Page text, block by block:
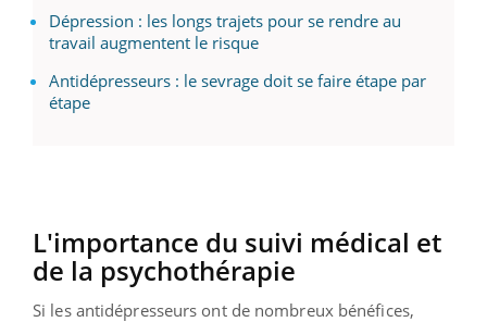
Dépression : les longs trajets pour se rendre au
travail augmentent le risque
Antidépresseurs : le sevrage doit se faire étape par
étape
L'importance du suivi médical et
de la psychothérapie
Si les antidépresseurs ont de nombreux bénéfices,